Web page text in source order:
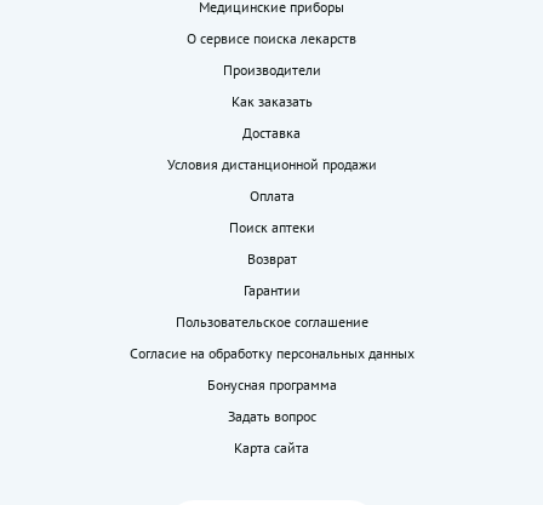
Медицинские приборы
О сервисе поиска лекарств
Производители
Как заказать
Доставка
Условия дистанционной продажи
Оплата
Поиск аптеки
Возврат
Гарантии
Пользовательское соглашение
Согласие на обработку персональных данных
Бонусная программа
Задать вопрос
Карта сайта